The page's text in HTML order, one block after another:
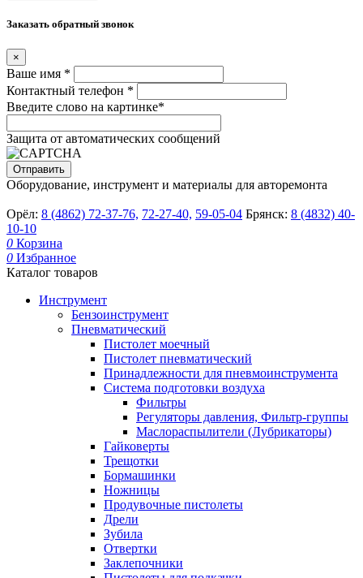
Заказать обратный звонок
×
Ваше имя *
Контактный телефон *
Введите слово на картинке*
Защита от автоматических сообщений
Оборудование, инструмент и материалы для авторемонта
Орёл: 8 (4862) 72-37-76, 72-27-40, 59-05-04 Брянск: 8 (4832) 40-
10-10
0 Корзина
0 Избранное
Каталог товаров
Инструмент
Бензоинструмент
Пневматический
Пистолет моечный
Пистолет пневматический
Принадлежности для пневмоинструмента
Система подготовки воздуха
Фильтры
Регуляторы давления, Фильтр-группы
Маслораспылители (Лубрикаторы)
Гайковерты
Трещотки
Бормашинки
Ножницы
Продувочные пистолеты
Дрели
Зубила
Отвертки
Заклепочники